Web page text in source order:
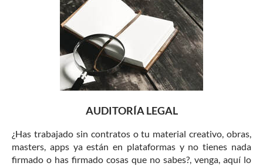
AUDITORÍA LEGAL
¿Has trabajado sin contratos o tu material creativo, obras,
masters, apps ya están en plataformas y no tienes nada
firmado o has firmado cosas que no sabes?, venga, aquí lo